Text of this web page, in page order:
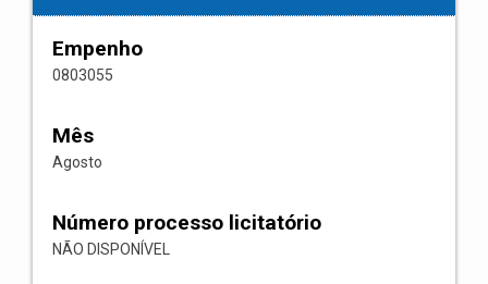
Empenho
0803055
Mês
Agosto
Número processo licitatório
NÃO DISPONÍVEL